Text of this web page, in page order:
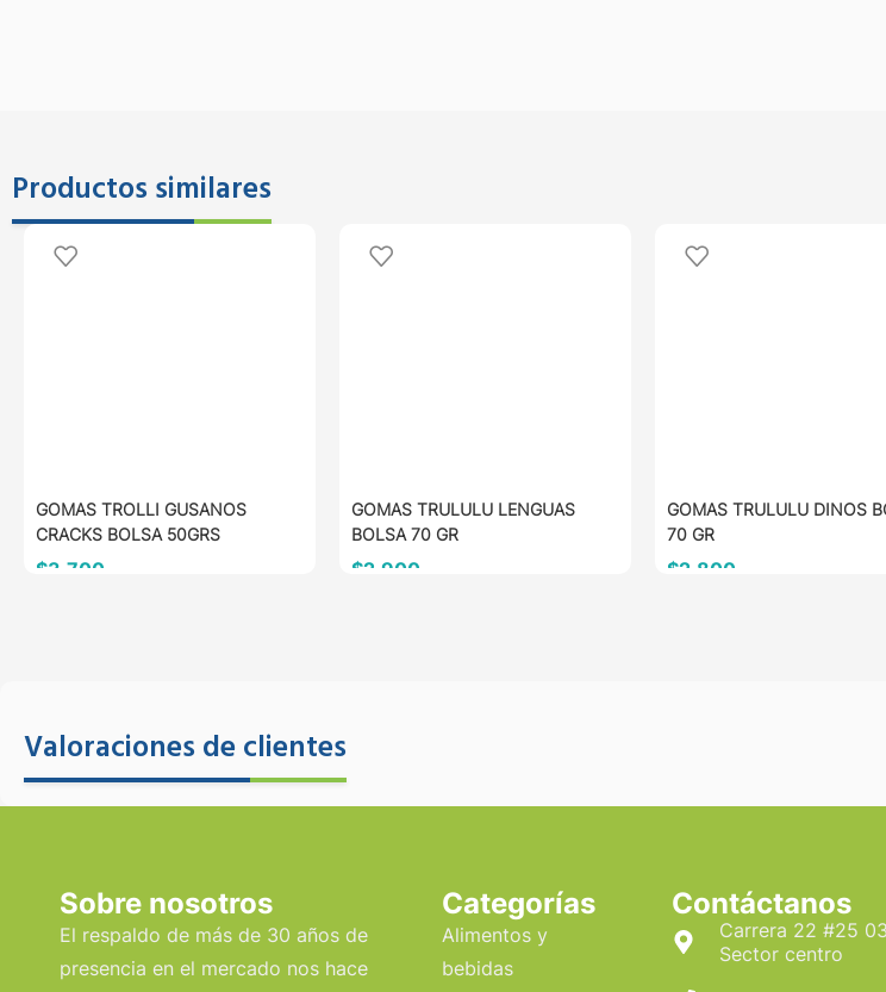
Productos similares
GOMAS TROLLI GUSANOS
CRACKS BOLSA 50GRS
$3.700
GOMAS TRULULU LENGUAS
BOLSA 70 GR
$2.900
GOMAS TRULULU DINOS
70 GR
$2.800
Valoraciones de clientes
Sobre nosotros
El respaldo de más de 30 años de
presencia en el mercado nos hace
Categorías
Alimentos y
bebidas
Contáctanos
Carrera 22 #25
Sector centro